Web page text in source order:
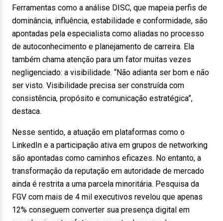
Ferramentas como a análise DISC, que mapeia perfis de
dominância, influência, estabilidade e conformidade, são
apontadas pela especialista como aliadas no processo
de autoconhecimento e planejamento de carreira. Ela
também chama atenção para um fator muitas vezes
negligenciado: a visibilidade. “Não adianta ser bom e não
ser visto. Visibilidade precisa ser construída com
consistência, propósito e comunicação estratégica”,
destaca.
Nesse sentido, a atuação em plataformas como o
LinkedIn e a participação ativa em grupos de networking
são apontadas como caminhos eficazes. No entanto, a
transformação da reputação em autoridade de mercado
ainda é restrita a uma parcela minoritária. Pesquisa da
FGV com mais de 4 mil executivos revelou que apenas
12% conseguem converter sua presença digital em